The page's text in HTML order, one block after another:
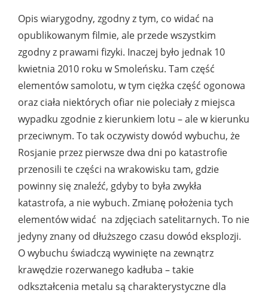
Opis wiarygodny, zgodny z tym, co widać na
opublikowanym filmie, ale przede wszystkim
zgodny z prawami fizyki. Inaczej było jednak 10
kwietnia 2010 roku w Smoleńsku. Tam część
elementów samolotu, w tym ciężka część ogonowa
oraz ciała niektórych ofiar nie poleciały z miejsca
wypadku zgodnie z kierunkiem lotu – ale w kierunku
przeciwnym. To tak oczywisty dowód wybuchu, że
Rosjanie przez pierwsze dwa dni po katastrofie
przenosili te części na wrakowisku tam, gdzie
powinny się znaleźć, gdyby to była zwykła
katastrofa, a nie wybuch. Zmianę położenia tych
elementów widać na zdjęciach satelitarnych. To nie
jedyny znany od dłuższego czasu dowód eksplozji.
O wybuchu świadczą wywinięte na zewnątrz
krawędzie rozerwanego kadłuba – takie
odkształcenia metalu są charakterystyczne dla